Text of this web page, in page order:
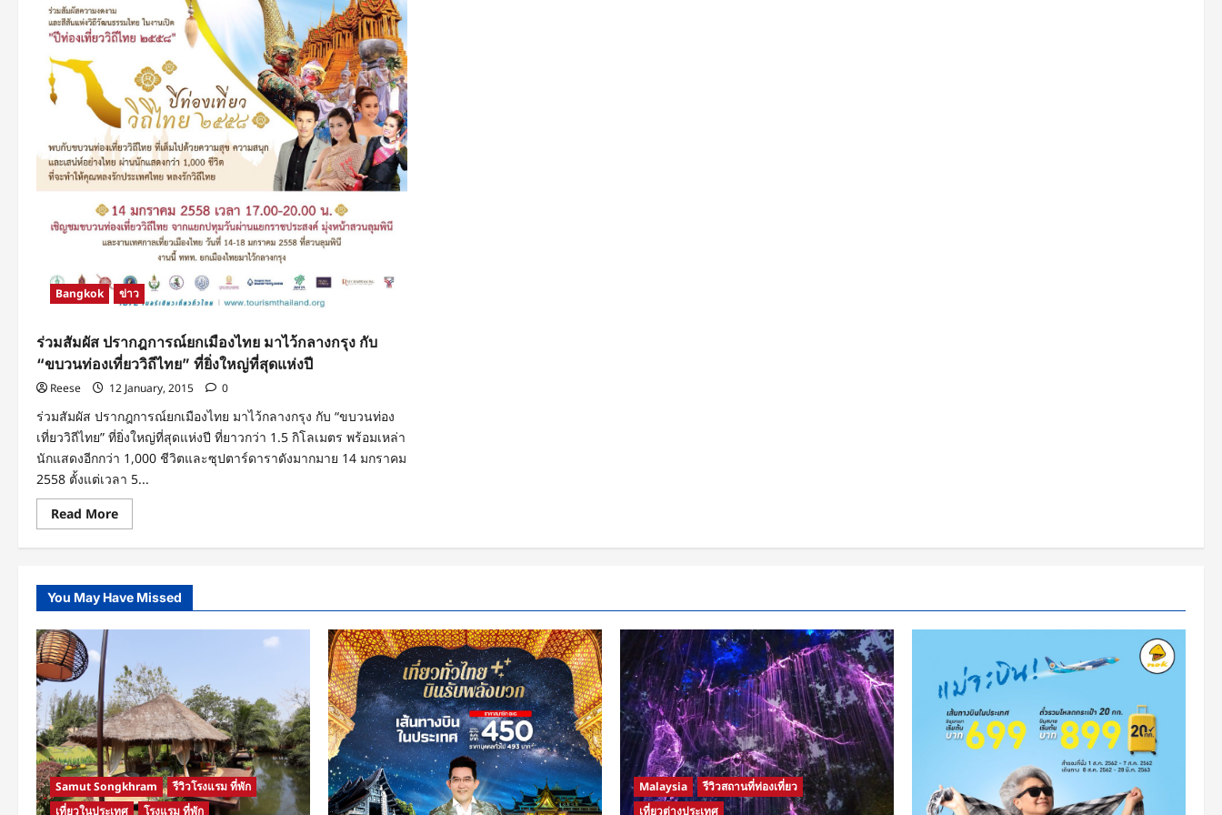
Bangkok ข่าว
ร่วมสัมผัส ปรากฎการณ์ยกเมืองไทย มาไว้กลางกรุง กับ
“ขบวนท่องเที่ยววิถีไทย” ที่ยิ่งใหญ่ที่สุดแห่งปี
Reese 12 January, 2015 0
ร่วมสัมผัส ปรากฎการณ์ยกเมืองไทย มาไว้กลางกรุง กับ “ขบวนท่อง
เที่ยววิถีไทย” ที่ยิ่งใหญ่ที่สุดแห่งปี ที่ยาวกว่า 1.5 กิโลเมตร พร้อมเหล่า
นักแสดงอีกกว่า 1,000 ชีวิตและซุปตาร์ดาราดังมากมาย 14 มกราคม
2558 ตั้งแต่เวลา 5...
Read MoreRead
more
ร่วม
ฎ
การณ์
ยก
เมือง
ไว้
กลาง
กรุง
กับ
“ขบวน
ท่อง
เที่ยว
วิถี
ไทย”
ที่
ยิ่ง
ใหญ่
You May Have Missed
Samut Songkhram
รีวิวโรงแรม ที่พัก
เที่ยวในประเทศ
โรงแรม ที่พัก
Malaysia
รีวิวสถานที่ท่องเที่ยว
เที่ยวต่างประเทศ